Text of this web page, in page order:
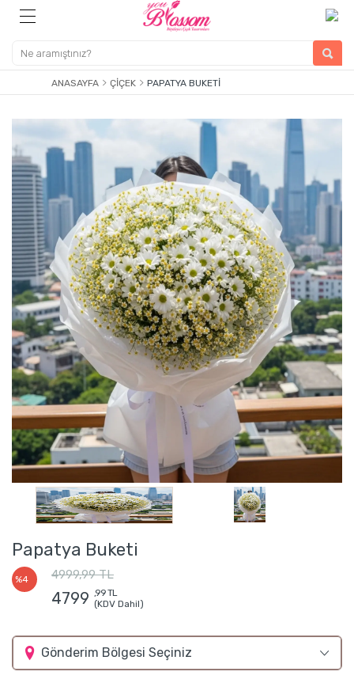
ANASAYFA ÇIÇEK PAPATYA BUKETI
Papatya Buketi
%4 4999,99 TL
4799 ,99 TL
(KDV Dahil)
Gönderim Bölgesi Seçiniz